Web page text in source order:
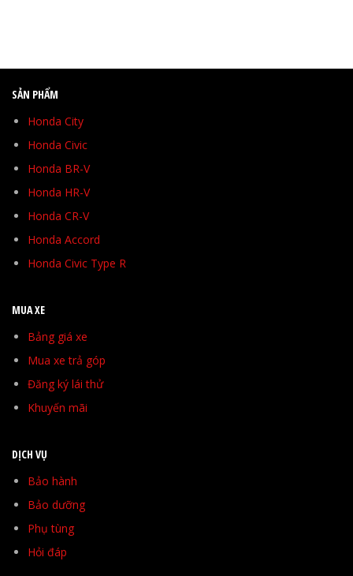
SẢN PHẨM
Honda City
Honda Civic
Honda BR-V
Honda HR-V
Honda CR-V
Honda Accord
Honda Civic Type R
MUA XE
Bảng giá xe
Mua xe trả góp
Đăng ký lái thử
Khuyến mãi
DỊCH VỤ
Bảo hành
Bảo dưỡng
Phụ tùng
Hỏi đáp